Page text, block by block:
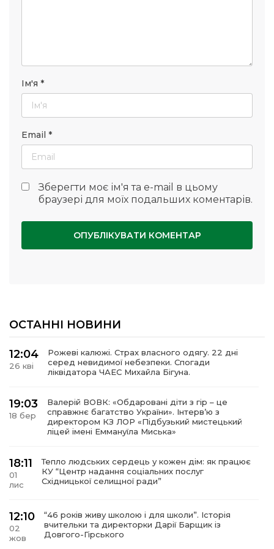
Ім'я *
Email *
Зберегти моє ім'я та e-mail в цьому
браузері для моїх подальших коментарів.
ОСТАННІ НОВИНИ
12:04
26 кві
Рожеві калюжі. Страх власного одягу. 22 дні
серед невидимої небезпеки. Спогади
ліквідатора ЧАЕС Михайла Бігуна.
19:03
18 бер
Валерій ВОВК: «Обдаровані діти з гір – це
справжнє багатство України». Інтервʼю з
директором КЗ ЛОР «Підбузький мистецький
ліцей імені Еммануїла Миська»
18:11
01
лис
Тепло людських сердець у кожен дім: як працює
КУ “Центр надання соціальних послуг
Східницької селищної ради”
12:10
02
жов
“46 років живу школою і для школи”. Історія
вчительки та директорки Дарії Барщик із
Довгого-Гірського